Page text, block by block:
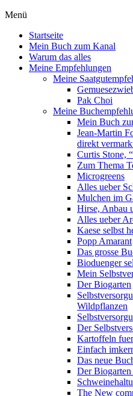
Menü
Startseite
Mein Buch zum Kanal
Warum das alles
Meine Empfehlungen
Meine
Pak Choi
Meine
Mein Buch
Jean-Martin
direkt
Curtis Stone,
Zum Thema
Microgreens
Alles ueber
Mulchen im
Hirse, Anbau
Alles ueber
Kaese selbst
Popp Amarant
Das grosse
Bioduenger
Mein
Der Biogarten
Wildpflanzen
Der
Kartoffeln
Einfach
Das neue
Der
The New